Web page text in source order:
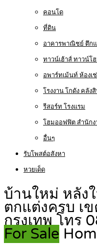
คอนโด
ที่ดิน
อาคารพาณิชย์ ตึก
ทาวน์เฮ้าส์ ทาวน์โ
อพาร์ทเม้นท์ ห้องเ
โรงงาน โกดัง คลัง
รีสอร์ท โรงแรม
โฮมออฟฟิต สำนัก
อื่นๆ
รับโพสต์อสังหา
หวยเด็ด
บ้านใหม่ หลัง
ตกแต่งครบ เ
กรุงเทพ โทร
For Sale